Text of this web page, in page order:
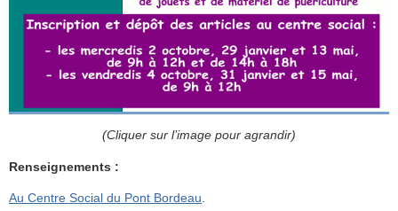
(Cliquer sur l’image pour agrandir)
Renseignements :
Au Centre Social du Pont Bordeau.